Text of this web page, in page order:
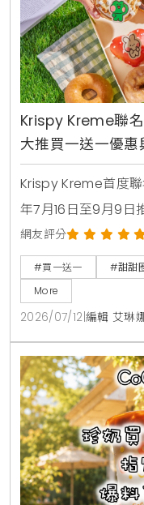
Krispy Kreme聯
大推買一送一優
Krispy Kreme首度聯
年7月16日至9月9日
賣4款角色甜甜圈，
奶與柑橘可可，並同
盲盒公仔。7月16日
買minini禮盒送原味
惠。
網友評分
#買一送一 #甜甜
More
2026/07/12 編輯 艾琳